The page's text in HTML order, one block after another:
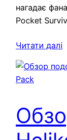
нагадає
Pocket
Читати далі